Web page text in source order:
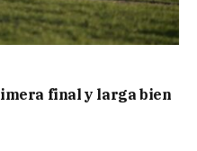
final y larga bien